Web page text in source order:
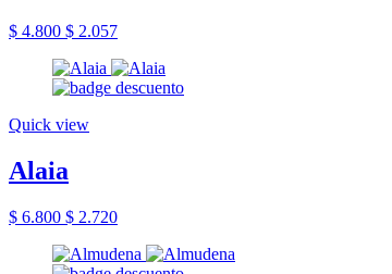
$ 4.800 $ 2.057
Quick view
Alaia
$ 6.800 $ 2.720